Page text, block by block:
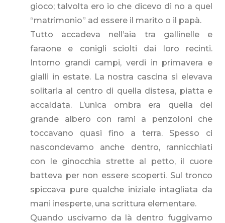
gioco; talvolta ero io che dicevo di no a quel
“matrimonio” ad essere il marito o il papà.
Tutto accadeva nell’aia tra gallinelle e
faraone e conigli sciolti dai loro recinti.
Intorno grandi campi, verdi in primavera e
gialli in estate. La nostra cascina si elevava
solitaria al centro di quella distesa, piatta e
accaldata. L’unica ombra era quella del
grande albero con rami a penzoloni che
toccavano quasi fino a terra. Spesso ci
nascondevamo anche dentro, rannicchiati
con le ginocchia strette al petto, il cuore
batteva per non essere scoperti. Sul tronco
spiccava pure qualche iniziale intagliata da
mani inesperte, una scrittura elementare.
Quando uscivamo da là dentro fuggivamo